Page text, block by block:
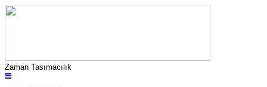
Zaman Tasımacılık